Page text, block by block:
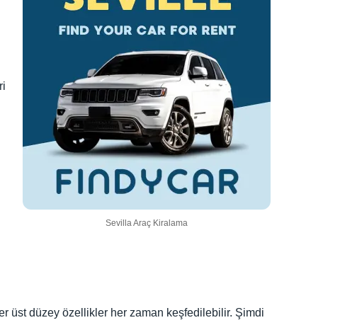
Sevilla Araç Kiralama
üst düzey özellikler her zaman keşfedilebilir. Şimdi